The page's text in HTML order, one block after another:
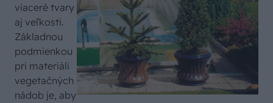
viaceré tvary
aj veľkosti.
Základnou
podmienkou
pri materiáli
vegetačných
nádob je, aby